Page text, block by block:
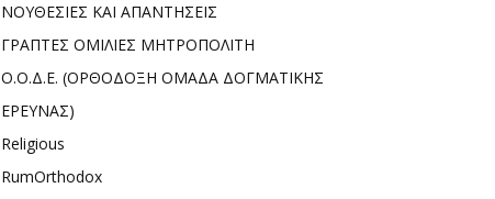
ΝΟΥΘΕΣΙΕΣ ΚΑΙ ΑΠΑΝΤΗΣΕΙΣ
ΓΡΑΠΤΕΣ ΟΜΙΛΙΕΣ ΜΗΤΡΟΠΟΛΙΤΗ
Ο.Ο.Δ.Ε. (ΟΡΘΟΔΟΞΗ ΟΜΑΔΑ ΔΟΓΜΑΤΙΚΗΣ
ΕΡΕΥΝΑΣ)
Religious
RumOrthodox